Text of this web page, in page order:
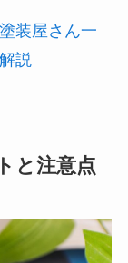
装屋さん一
説
と注意点